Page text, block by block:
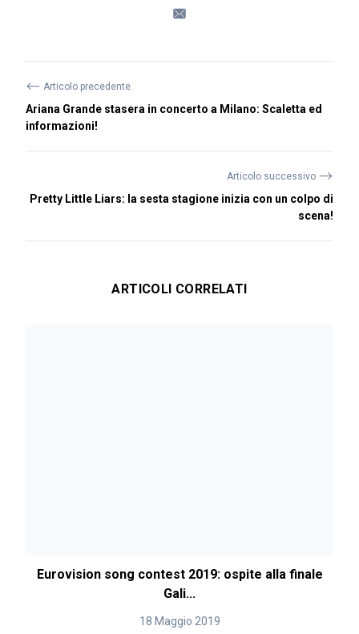
⟵ Articolo precedente
Ariana Grande stasera in concerto a Milano: Scaletta ed
informazioni!
Articolo successivo ⟶
Pretty Little Liars: la sesta stagione inizia con un colpo di
scena!
ARTICOLI CORRELATI
Eurovision song contest 2019: ospite alla finale
Gali...
18 Maggio 2019